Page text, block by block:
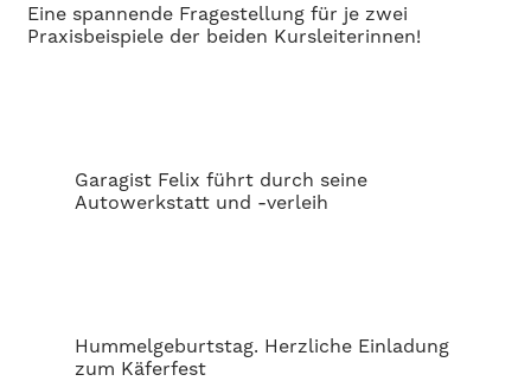
Eine spannende Fragestellung für je zwei
Praxisbeispiele der beiden Kursleiterinnen!
Garagist Felix führt durch seine
Autowerkstatt und -verleih
Hummelgeburtstag. Herzliche Einladung
zum Käferfest